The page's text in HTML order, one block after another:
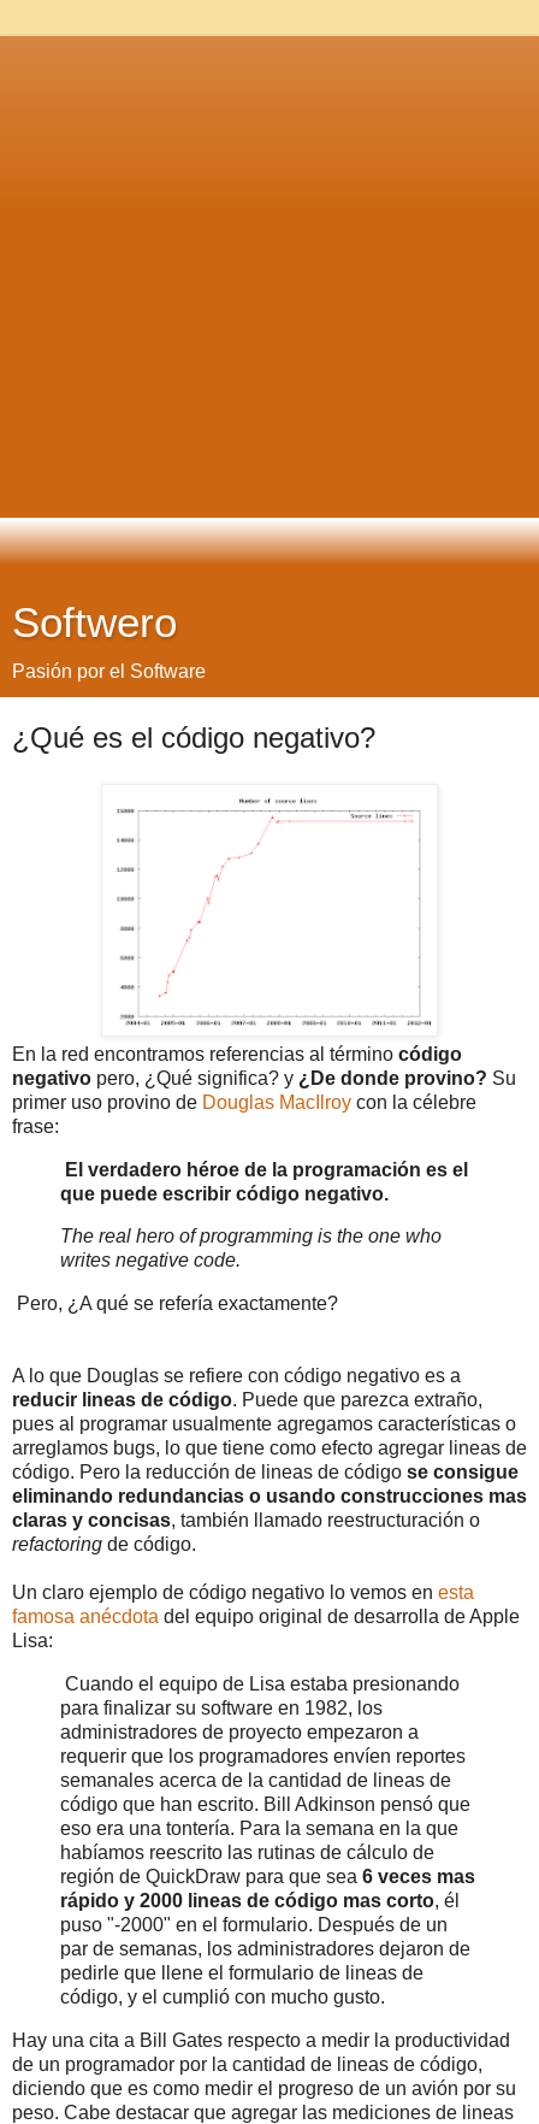
Softwero
Pasión por el Software
¿Qué es el código negativo?
En la red encontramos referencias al término código
negativo pero, ¿Qué significa? y ¿De donde provino? Su
primer uso provino de Douglas MacIlroy con la célebre
frase:
El verdadero héroe de la programación es el
que puede escribir código negativo.
The real hero of programming is the one who
writes negative code.
Pero, ¿A qué se refería exactamente?
A lo que Douglas se refiere con código negativo es a
reducir lineas de código. Puede que parezca extraño,
pues al programar usualmente agregamos características o
arreglamos bugs, lo que tiene como efecto agregar lineas de
código. Pero la reducción de lineas de código se consigue
eliminando redundancias o usando construcciones mas
claras y concisas, también llamado reestructuración o
refactoring de código.
Un claro ejemplo de código negativo lo vemos en esta
famosa anécdota del equipo original de desarrolla de Apple
Lisa:
Cuando el equipo de Lisa estaba presionando
para finalizar su software en 1982, los
administradores de proyecto empezaron a
requerir que los programadores envíen reportes
semanales acerca de la cantidad de lineas de
código que han escrito. Bill Adkinson pensó que
eso era una tontería. Para la semana en la que
habíamos reescrito las rutinas de cálculo de
región de QuickDraw para que sea 6 veces mas
rápido y 2000 lineas de código mas corto, él
puso "-2000" en el formulario. Después de un
par de semanas, los administradores dejaron de
pedirle que llene el formulario de lineas de
código, y el cumplió con mucho gusto.
Hay una cita a Bill Gates respecto a medir la productividad
de un programador por la cantidad de lineas de código,
diciendo que es como medir el progreso de un avión por su
peso. Cabe destacar que agregar las mediciones de lineas